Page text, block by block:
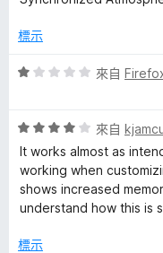
分
分
分
滿
分
標示
評
分
，
滿
分
5
來自
評
價
4
分
，
分
來自
It works almost as
working when
shows increased
understand how this is
標示